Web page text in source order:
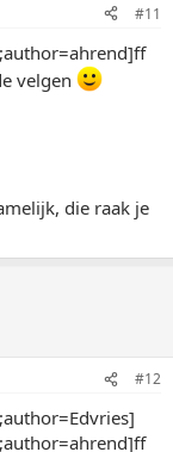
#11
velgen
die raak je
#12